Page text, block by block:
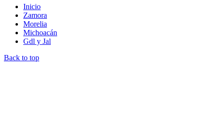
Inicio
Zamora
Morelia
Michoacán
Gdl y Jal
Back to top